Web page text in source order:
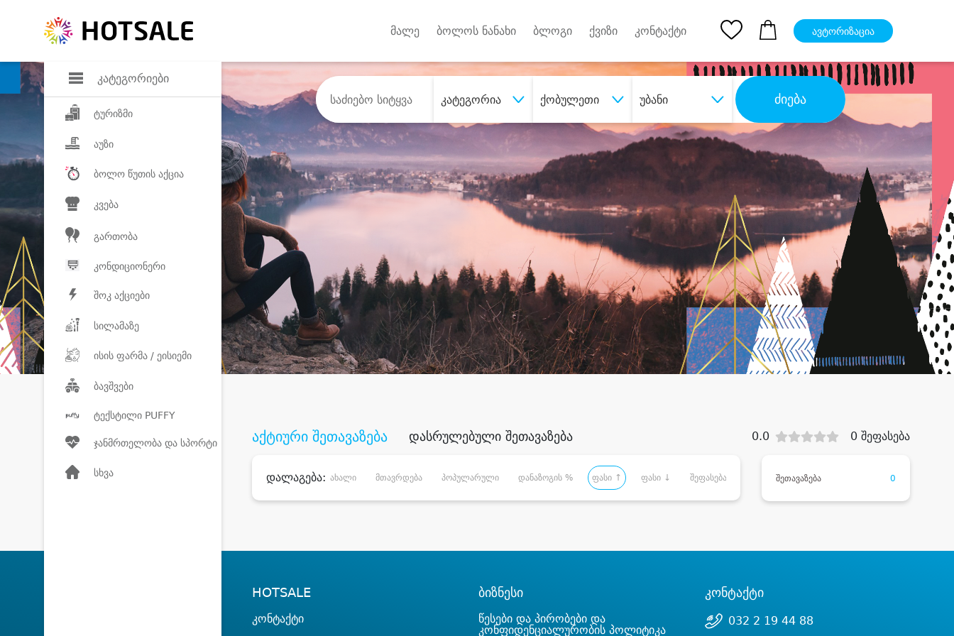
კატეგორიები
ტურიზმი
აუზი
ბოლო წუთის აქცია
კვება
გართობა
კონდიციონერი
შოკ აქციები
სილამაზე
ისის ფარმა / ეისიემი
ბავშვები
ტექსტილი PUFFY
ჯანმრთელობა და სპორტი
სხვა
მალე ბოლოს ნანახი ბლოგი ქვიზი კონტაქტი ავტორიზაცია
კატეგორია ქობულეთი უბანი ძიება
შეიძინესასურველი მომსახურება დიდი დანაზოგით
აქტიური შეთავაზება დასრულებული შეთავაზება 0.0 0 შეფასება
დალაგება: ახალი მთავრდება პოპულარული დანაზოგის % ფასი ↑ ფასი ↓ შეფასება შეთავაზება 0
HOTSALE
კონტაქტი
ბიზნესი
წესები და პირობები და
კონფიდენციალურობის პოლიტიკა
კონტაქტი
032 2 19 44 88